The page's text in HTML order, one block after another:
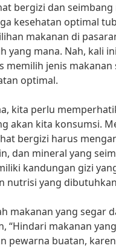
bergizi dan
kesehatan optimal
makanan di
yang mana. Nah, kali
memilih jenis
optimal.
kita perlu
akan kita konsumsi.
bergizi harus
dan mineral yang
kandungan gizi
nutrisi yang
makanan yang segar
“Hindari makanan
pewarna buatan,